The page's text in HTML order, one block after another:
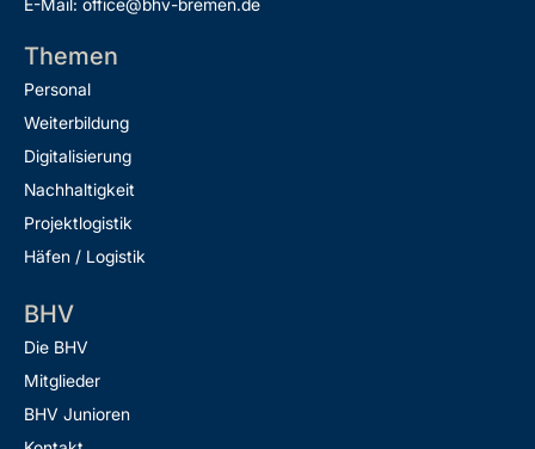
E-Mail: office@bhv-bremen.de
Themen
Personal
Weiterbildung
Digitalisierung
Nachhaltigkeit
Projektlogistik
Häfen / Logistik
BHV
Die BHV
Mitglieder
BHV Junioren